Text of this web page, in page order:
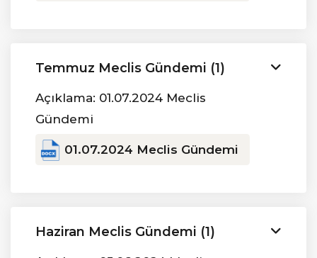
Temmuz Meclis Gündemi (1)
Açıklama: 01.07.2024 Meclis
Gündemi
01.07.2024 Meclis Gündemi
Haziran Meclis Gündemi (1)